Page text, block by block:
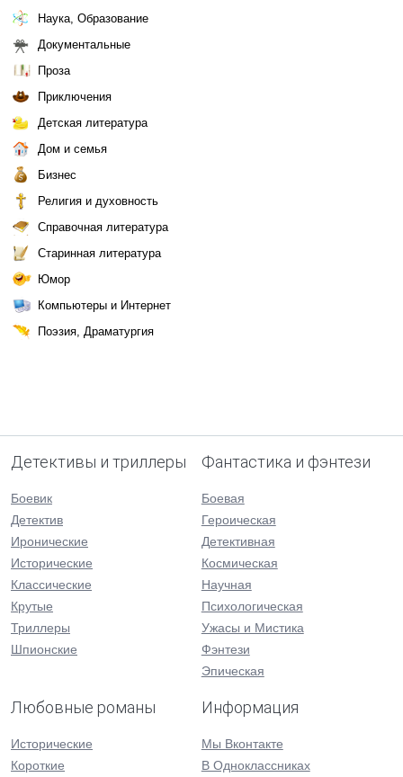
Наука, Образование
Документальные
Проза
Приключения
Детская литература
Дом и семья
Бизнес
Религия и духовность
Справочная литература
Старинная литература
Юмор
Компьютеры и Интернет
Поэзия, Драматургия
Детективы и триллеры
Боевик
Детектив
Иронические
Исторические
Классические
Крутые
Триллеры
Шпионские
Фантастика и фэнтези
Боевая
Героическая
Детективная
Космическая
Научная
Психологическая
Ужасы и Мистика
Фэнтези
Эпическая
Любовные романы
Исторические
Короткие
Информация
Мы Вконтакте
В Одноклассниках